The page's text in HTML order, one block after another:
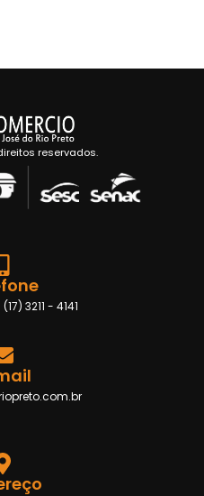
reservados.
3211 - 4141